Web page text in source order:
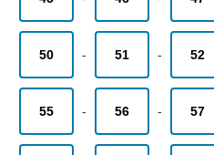
50 - 51 - 52
55 - 56 - 57